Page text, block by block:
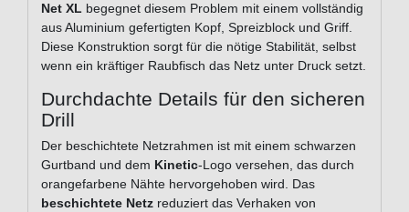
Net XL begegnet diesem Problem mit einem vollständig
aus Aluminium gefertigten Kopf, Spreizblock und Griff.
Diese Konstruktion sorgt für die nötige Stabilität, selbst
wenn ein kräftiger Raubfisch das Netz unter Druck setzt.
Durchdachte Details für den sicheren
Drill
Der beschichtete Netzrahmen ist mit einem schwarzen
Gurtband und dem Kinetic-Logo versehen, das durch
orangefarbene Nähte hervorgehoben wird. Das
beschichtete Netz reduziert das Verhaken von